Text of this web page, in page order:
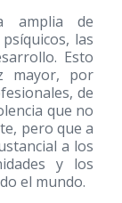
amplia de
las
Esto
mayor, por
de
que no
pero que a
a los
y los
el mundo.